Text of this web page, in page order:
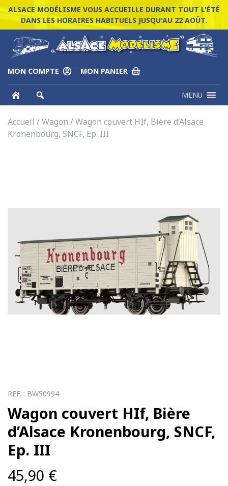
ALSACE MODÉLISME VOUS ACCUEILLE DURANT TOUT L'ÉTÉ
DANS LES HORAIRES HABITUELS JUSQU'AU 22 AOÛT.
MON COMPTE MON PANIER
MENU
Accueil /Wagon / Wagon couvert HIf, Bière d’Alsace
Kronenbourg, SNCF, Ep. III
REF. : BW50994
Wagon couvert HIf, Bière
d’Alsace Kronenbourg, SNCF,
Ep. III
45,90 €